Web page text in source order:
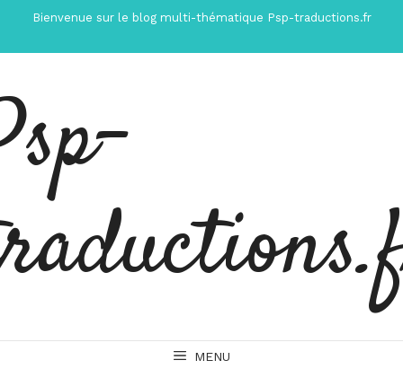
contenu
Bienvenue sur le blog multi-thématique Psp-traductions.fr
MENU